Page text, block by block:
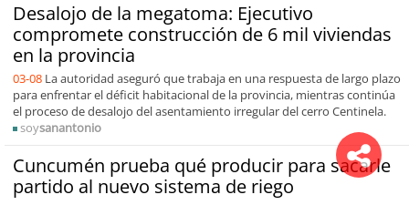
Desalojo de la megatoma: Ejecutivo
compromete construcción de 6 mil viviendas
en la provincia
03-08 La autoridad aseguró que trabaja en una respuesta de largo plazo
para enfrentar el déficit habitacional de la provincia, mientras continúa
el proceso de desalojo del asentamiento irregular del cerro Centinela.
soysanantonio
Cuncumén prueba qué producir para sacarle
partido al nuevo sistema de riego